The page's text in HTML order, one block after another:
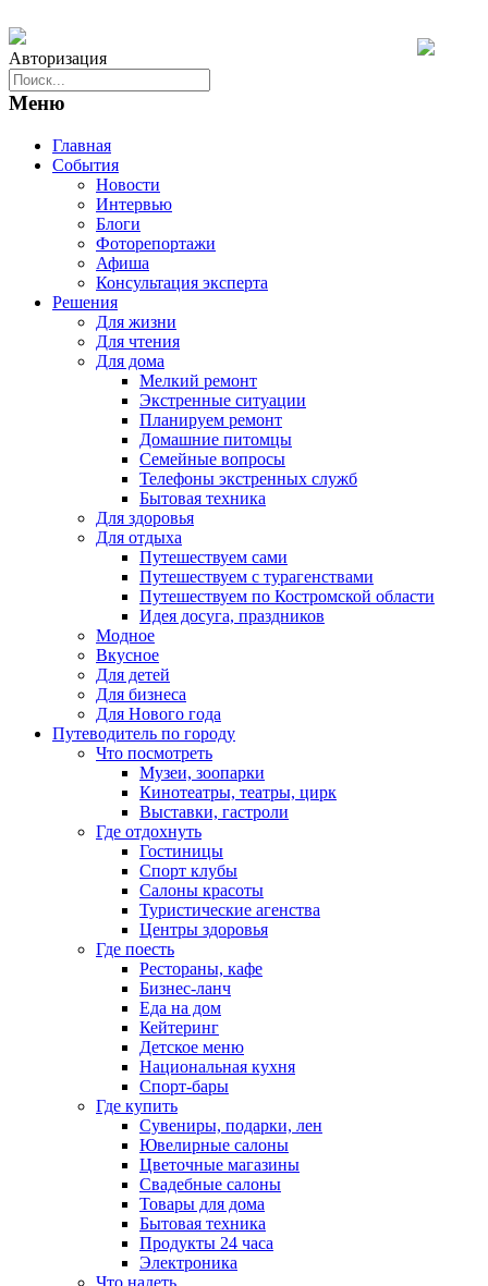
Авторизация
Меню
Главная
События
Новости
Интервью
Блоги
Фоторепортажи
Афиша
Консультация эксперта
Решения
Для жизни
Для чтения
Для дома
Мелкий ремонт
Экстренные ситуации
Планируем ремонт
Домашние питомцы
Семейные вопросы
Телефоны экстренных служб
Бытовая техника
Для здоровья
Для отдыха
Путешествуем сами
Путешествуем с турагенствами
Путешествуем по Костромской области
Идея досуга, праздников
Модное
Вкусное
Для детей
Для бизнеса
Для Нового года
Путеводитель по городу
Что посмотреть
Музеи, зоопарки
Кинотеатры, театры, цирк
Выставки, гастроли
Где отдохнуть
Гостиницы
Спорт клубы
Салоны красоты
Туристические агенства
Центры здоровья
Где поесть
Рестораны, кафе
Бизнес-ланч
Еда на дом
Кейтеринг
Детское меню
Национальная кухня
Спорт-бары
Где купить
Сувениры, подарки, лен
Ювелирные салоны
Цветочные магазины
Свадебные салоны
Товары для дома
Бытовая техника
Продукты 24 часа
Электроника
Что надеть